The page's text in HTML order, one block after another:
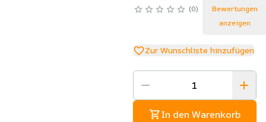
0
Bewertungen
anzeigen
Zur Wunschliste hinzufügen
In den Warenkorb